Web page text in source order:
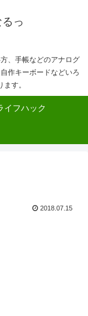
っ
、手帳などのアナログ
作キーボードなどいろ
す。
イフハック
2018.07.15